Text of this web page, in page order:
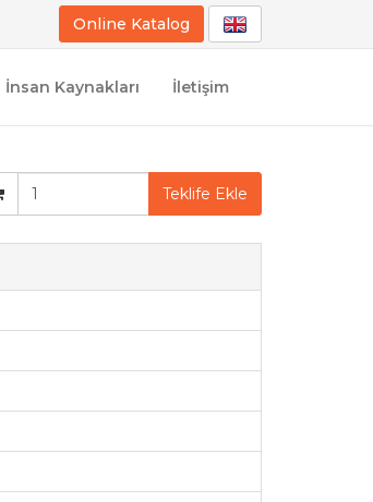
Online Katalog
İnsan Kaynakları İletişim
Teklife Ekle